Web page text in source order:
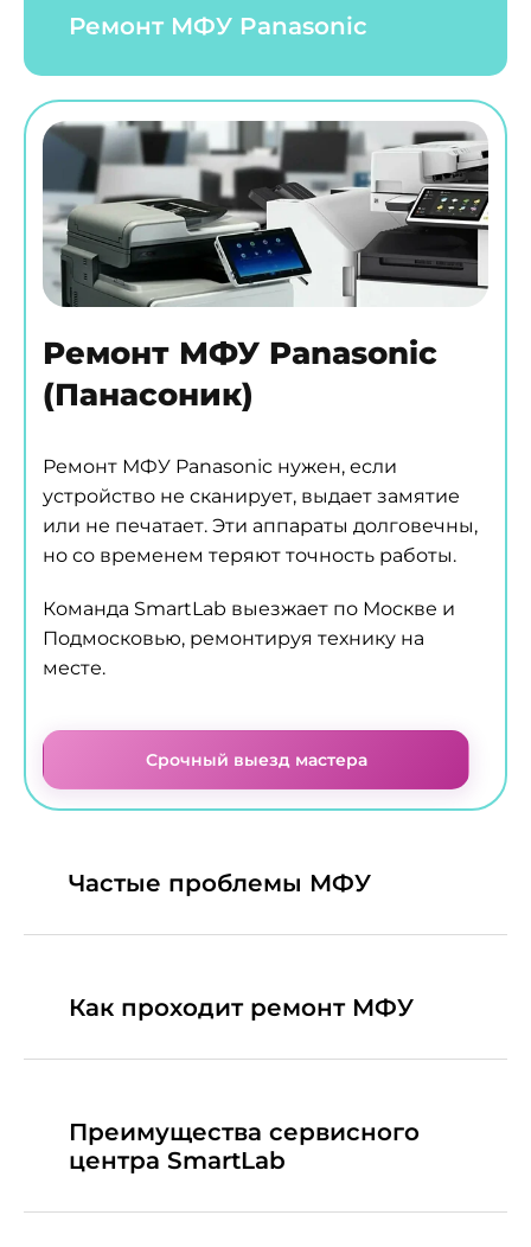
Ремонт МФУ Panasonic
Ремонт МФУ Panasonic
(Панасоник)
Ремонт МФУ Panasonic нужен, если
устройство не сканирует, выдает замятие
или не печатает. Эти аппараты долговечны,
но со временем теряют точность работы.
Команда SmartLab выезжает по Москве и
Подмосковью, ремонтируя технику на
месте.
Срочный выезд мастера
Частые проблемы МФУ
Как проходит ремонт МФУ
Преимущества сервисного
центра SmartLab